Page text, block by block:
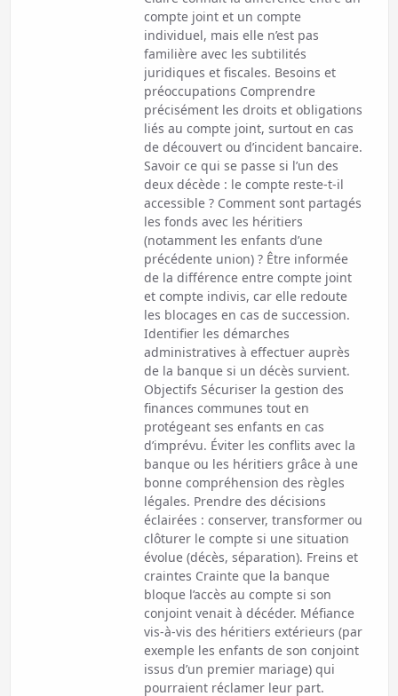
compte joint et un compte
individuel, mais elle n’est pas
familière avec les subtilités
juridiques et fiscales. Besoins et
préoccupations Comprendre
précisément les droits et obligations
liés au compte joint, surtout en cas
de découvert ou d’incident bancaire.
Savoir ce qui se passe si l’un des
deux décède : le compte reste-t-il
accessible ? Comment sont partagés
les fonds avec les héritiers
(notamment les enfants d’une
précédente union) ? Être informée
de la différence entre compte joint
et compte indivis, car elle redoute
les blocages en cas de succession.
Identifier les démarches
administratives à effectuer auprès
de la banque si un décès survient.
Objectifs Sécuriser la gestion des
finances communes tout en
protégeant ses enfants en cas
d’imprévu. Éviter les conflits avec la
banque ou les héritiers grâce à une
bonne compréhension des règles
légales. Prendre des décisions
éclairées : conserver, transformer ou
clôturer le compte si une situation
évolue (décès, séparation). Freins et
craintes Crainte que la banque
bloque l’accès au compte si son
conjoint venait à décéder. Méfiance
vis-à-vis des héritiers extérieurs (par
exemple les enfants de son conjoint
issus d’un premier mariage) qui
pourraient réclamer leur part.